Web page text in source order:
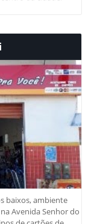
baixos, ambiente
Avenida Senhor do